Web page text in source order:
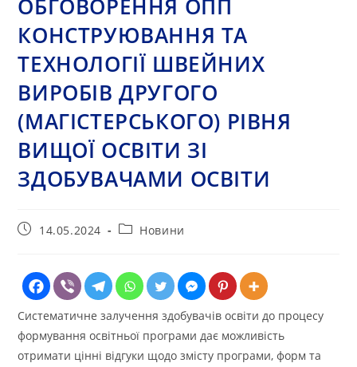
ОБГОВОРЕННЯ ОПП
КОНСТРУЮВАННЯ ТА
ТЕХНОЛОГІЇ ШВЕЙНИХ
ВИРОБІВ ДРУГОГО
(МАГІСТЕРСЬКОГО) РІВНЯ
ВИЩОЇ ОСВІТИ ЗІ
ЗДОБУВАЧАМИ ОСВІТИ
Запис14.05.2024
Категорія
Новини
Систематичне залучення здобувачів освіти до процесу
формування освітньої програми дає можливість
отримати цінні відгуки щодо змісту програми, форм та